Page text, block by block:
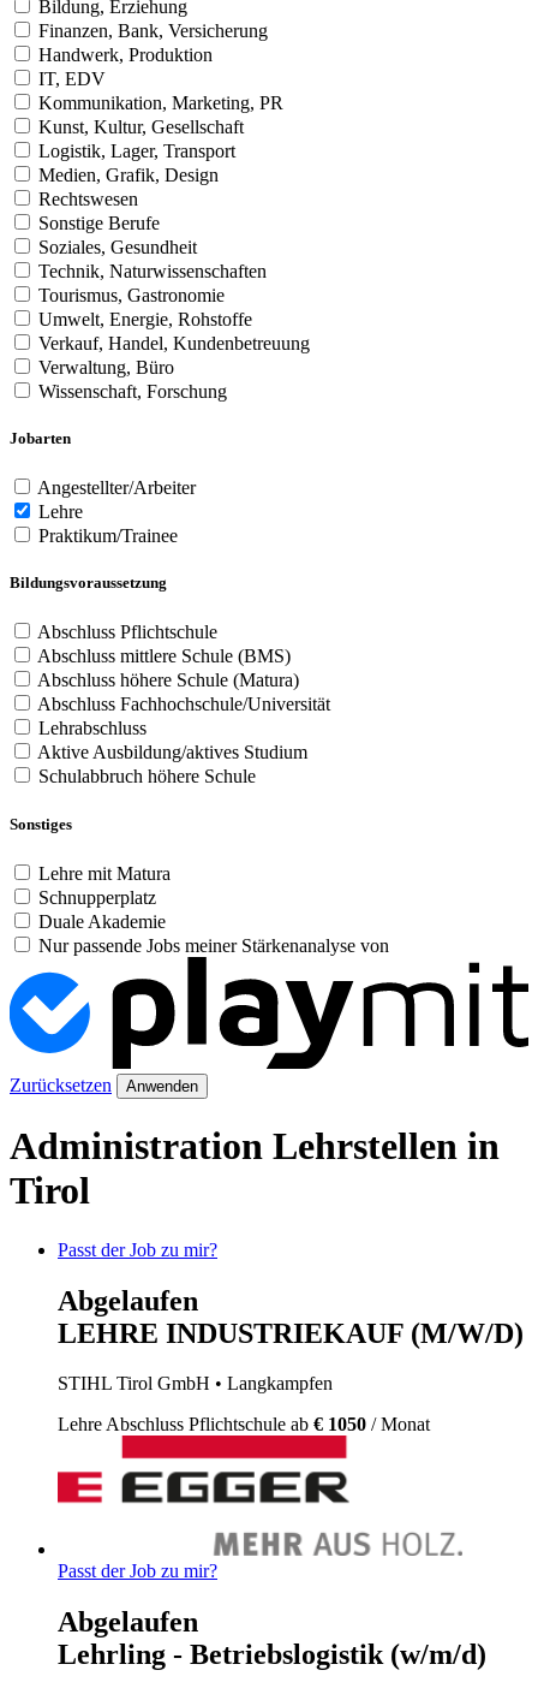
Bildung, Erziehung
Finanzen, Bank, Versicherung
Handwerk, Produktion
IT, EDV
Kommunikation, Marketing, PR
Kunst, Kultur, Gesellschaft
Logistik, Lager, Transport
Medien, Grafik, Design
Rechtswesen
Sonstige Berufe
Soziales, Gesundheit
Technik, Naturwissenschaften
Tourismus, Gastronomie
Umwelt, Energie, Rohstoffe
Verkauf, Handel, Kundenbetreuung
Verwaltung, Büro
Wissenschaft, Forschung
Jobarten
Angestellter/Arbeiter
Lehre
Praktikum/Trainee
Bildungsvoraussetzung
Abschluss Pflichtschule
Abschluss mittlere Schule (BMS)
Abschluss höhere Schule (Matura)
Abschluss Fachhochschule/Universität
Lehrabschluss
Aktive Ausbildung/aktives Studium
Schulabbruch höhere Schule
Sonstiges
Lehre mit Matura
Schnupperplatz
Duale Akademie
Nur passende Jobs meiner Stärkenanalyse von
Zurücksetzen Anwenden
Administration Lehrstellen in
Tirol
Passt der Job zu mir?
Abgelaufen
LEHRE INDUSTRIEKAUF (M/W/D)
STIHL Tirol GmbH • Langkampfen
LehreAbschluss Pflichtschule ab € 1050 / Monat
Passt der Job zu mir?
Abgelaufen
Lehrling - Betriebslogistik (w/m/d)